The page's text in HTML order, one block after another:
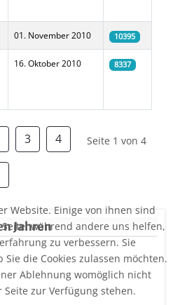
01. November 2010 10395
16. Oktober 2010 8337
Seite 1 von 4
3 4
Jahren
Website. Einige von ihnen sind
während andere uns helfen,
zu verbessern. Sie
die Cookies zulassen möchten.
Ablehnung womöglich nicht
zur Verfügung stehen.